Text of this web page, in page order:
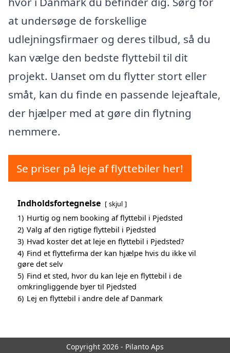
at undersøge de forskellige
udlejningsfirmaer og deres tilbud, så du
kan vælge den bedste flyttebil til dit
projekt. Uanset om du flytter stort eller
småt, kan du finde en passende lejeaftale,
der hjælper med at gøre din flytning
nemmere.
Se priser på leje af flyttebiler her!
Indholdsfortegnelse skjul
1) Hurtig og nem booking af flyttebil i Pjedsted
2) Valg af den rigtige flyttebil i Pjedsted
3) Hvad koster det at leje en flyttebil i Pjedsted?
4) Find et flyttefirma der kan hjælpe hvis du ikke vil
gøre det selv
5) Find et sted, hvor du kan leje en flyttebil i de
omkringliggende byer til Pjedsted
6) Lej en flyttebil i andre dele af Danmark
Copyright 2026 - Pilanto Aps